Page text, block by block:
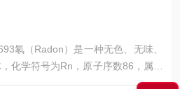
氡（Radon）是一种无色、无味、
化学符号为Rn，原子序数86，属于
及其子体（如钋-218、铅-214等）